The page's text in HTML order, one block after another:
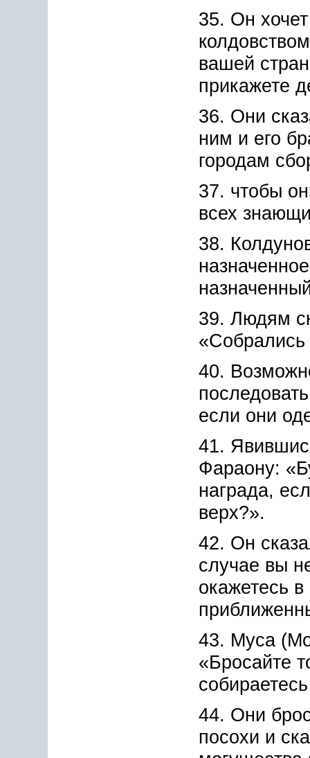
35. Он
вашей
прикажете
36. Они
ним и его
городам
37. чтобы
всех
38.
39. Людям
40.
если они
41.
Фараону:
награда,
верх?».
42. Он
случае вы
окажетесь в
43. Муса
«Бросайте
44. Они
посохи и